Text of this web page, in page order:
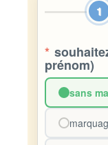
1
*
prénom)
sans